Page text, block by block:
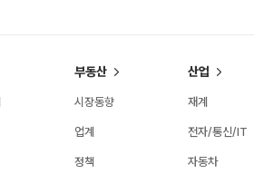
부동산
시장동향
업계
정책
산업
재계
전자/통신/IT
자동차